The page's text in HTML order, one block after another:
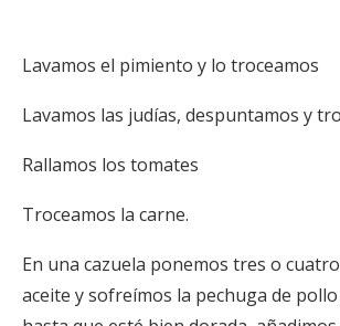
Lavamos el pimiento y lo troceamos
Lavamos las judías, despuntamos y
Rallamos los tomates
Troceamos la carne.
En una cazuela ponemos tres o
aceite y sofreímos la pechuga de pollo